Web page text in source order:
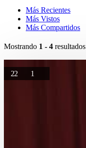
Más Recientes
Más Vistos
Más Compartidos
Mostrando 1 - 4 resultados
22 1